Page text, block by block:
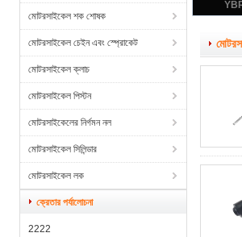
মোটরসাইকেল শক শোষক
মোটরসাইকেল চেইন এবং স্প্রোকেট
মোটরসাইকেল ক্লাচ
মোটরসাইকেল পিস্টন
মোটরসাইকেলের নির্গমন নল
মোটরসাইকেল সিলিন্ডার
মোটরসাইকেল লক
ক্রেতার পর্যালোচনা
2222